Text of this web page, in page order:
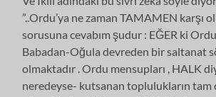
”..Ordu’ya ne zaman TAMAMEN karşı
sorusuna cevabım şudur : EĞER ki
Babadan-Oğula devreden bir saltanat
olmaktadır . Ordu mensupları , HALK
neredeyse- kutsanan toplulukların tam